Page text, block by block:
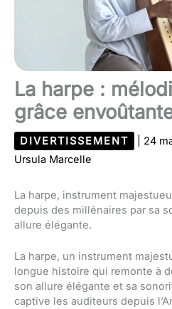
La harpe :
grâce
DIVERTISSEMENT 24
Ursula Marcelle
La harpe, instrument
depuis des millénaires par sa
allure élégante.
La harpe, un instrument
longue histoire qui remonte à
son allure élégante et sa
captive les auditeurs depuis